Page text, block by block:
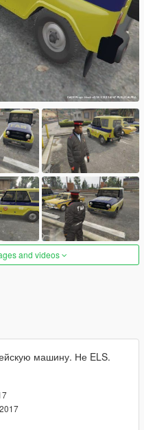
and videos
машину. Не ELS.